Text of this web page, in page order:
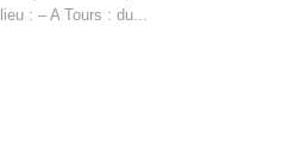
: – A Tours : du...